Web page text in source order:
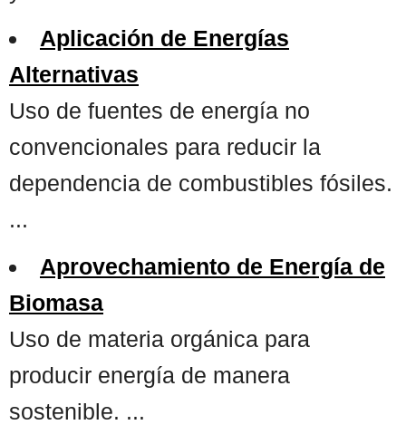
Aplicación de Energías
Alternativas
Uso de fuentes de energía no
convencionales para reducir la
dependencia de combustibles fósiles.
...
Aprovechamiento de Energía de
Biomasa
Uso de materia orgánica para
producir energía de manera
sostenible. ...